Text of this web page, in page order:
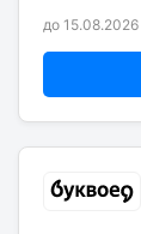
до 15.08.2026